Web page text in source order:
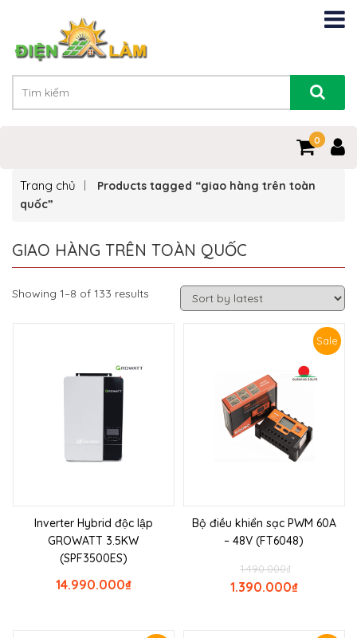
0
0
Trang chủ
Products tagged “giao hàng trên toàn
quốc”
GIAO HÀNG TRÊN TOÀN QUỐC
Showing 1–8 of 133 results
Inverter Hybrid độc lập
GROWATT 3.5KW
(SPF3500ES)
₫
14.990.000
Sale
Bộ điều khiển sạc PWM 60A
– 48V (FT6048)
₫
1.490.000
₫
1.390.000